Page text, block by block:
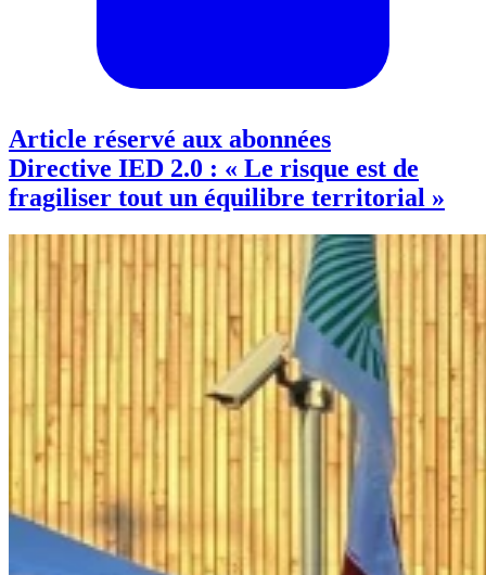
Article réservé aux abonnées
Directive IED 2.0 : « Le risque est de
fragiliser tout un équilibre territorial »